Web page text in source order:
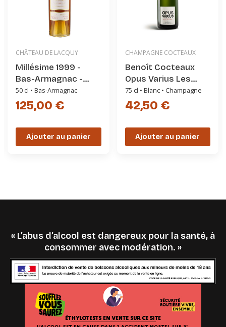
CHÂTEAU DE LACQUY
Millésime 1999 -
Bas-Armagnac -
Château de Lacquy
50 cl • Bas-Armagnac
125,00 €
Ajouter au panier
CHAMPAGNE COCTEAUX
Benoît Cocteaux
Opus Varius Les
Meuniers de mon
Grand-Père
75 cl • Blanc • Champagne
42,50 €
Ajouter au panier
« L’abus d’alcool est dangereux pour la santé, à
consommer avec modération. »